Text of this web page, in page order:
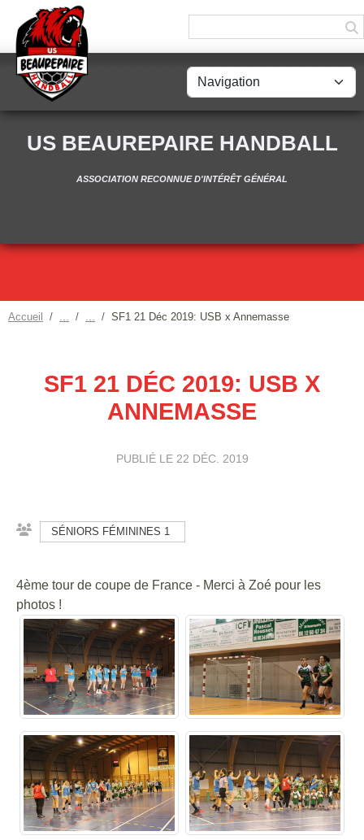
US BEAUREPAIRE HANDBALL
ASSOCIATION RECONNUE D'INTÉRÊT GÉNÉRAL
Accueil SF1 21 Déc 2019: USB x Annemasse
SF1 21 DÉC 2019: USB X
ANNEMASSE
PUBLIÉ LE 22 DÉC. 2019
SÉNIORS FÉMININES 1
4ème tour de coupe de France - Merci à Zoé pour les
photos !
Panneau de gestion des cookies